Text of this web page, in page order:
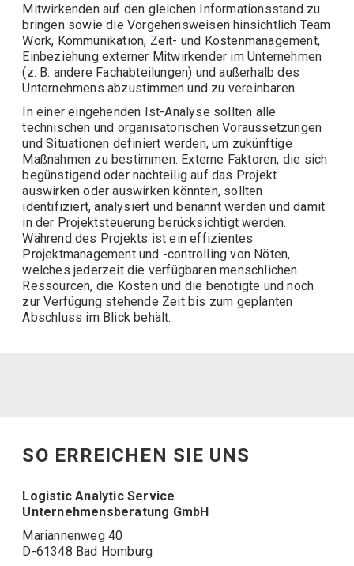
Mitwirkenden auf den gleichen Informationsstand zu
bringen sowie die Vorgehensweisen hinsichtlich Team
Work, Kommunikation, Zeit- und Kostenmanagement,
Einbeziehung externer Mitwirkender im Unternehmen
(z. B. andere Fachabteilungen) und außerhalb des
Unternehmens abzustimmen und zu vereinbaren.
In einer eingehenden Ist-Analyse sollten alle
technischen und organisatorischen Voraussetzungen
und Situationen definiert werden, um zukünftige
Maßnahmen zu bestimmen. Externe Faktoren, die sich
begünstigend oder nachteilig auf das Projekt
auswirken oder auswirken könnten, sollten
identifiziert, analysiert und benannt werden und damit
in der Projektsteuerung berücksichtigt werden.
Während des Projekts ist ein effizientes
Projektmanagement und -controlling von Nöten,
welches jederzeit die verfügbaren menschlichen
Ressourcen, die Kosten und die benötigte und noch
zur Verfügung stehende Zeit bis zum geplanten
Abschluss im Blick behält.
SO ERREICHEN SIE UNS
Logistic Analytic Service
Unternehmensberatung GmbH
Mariannenweg 40
D-61348 Bad Homburg